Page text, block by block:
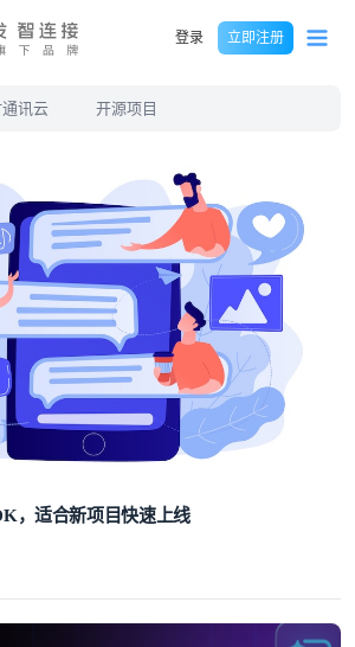
登录 立即注册
通讯云 开源项目
，适合新项目快速上线